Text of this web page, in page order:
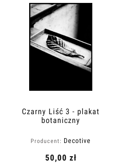
Czarny Liść 3 - plakat
botaniczny
Producent: Decotive
50,00 zł